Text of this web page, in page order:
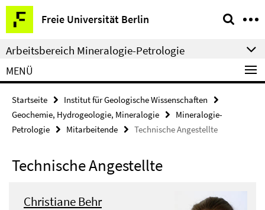
Springe
direkt
zu
Inhalt
Freie Universität Berlin
Service-
Navigation
Arbeitsbereich Mineralogie-Petrologie
MENÜ
Startseite
Institut für Geologische Wissenschaften
Geochemie, Hydrogeologie, Mineralogie
Mineralogie-
Petrologie
Mitarbeitende Technische Angestellte
Technische Angestellte
Christiane Behr